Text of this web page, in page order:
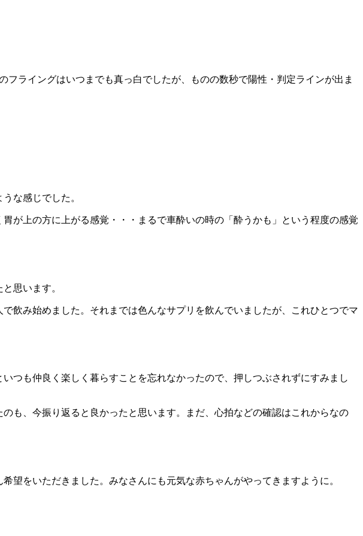
ライングはいつまでも真っ白でしたが、ものの数秒で陽性・判定ラインが出ま
な感じでした。
が上の方に上がる感覚・・・まるで車酔いの時の「酔うかも」という程度の感覚
思います。
飲み始めました。それまでは色んなサプリを飲んでいましたが、これひとつでマ
つも仲良く楽しく暮らすことを忘れなかったので、押しつぶされずにすみまし
も、今振り返ると良かったと思います。まだ、心拍などの確認はこれからなの
望をいただきました。みなさんにも元気な赤ちゃんがやってきますように。